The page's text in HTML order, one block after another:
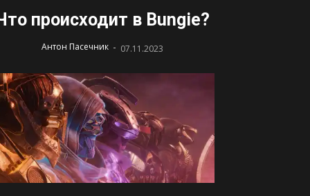
происходит в Bungie?
Антон Пасечник - 07.11.2023